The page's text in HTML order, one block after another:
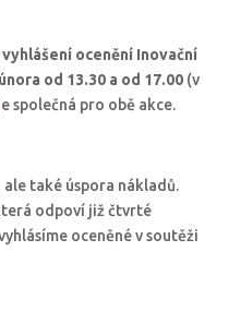
vyhlášení ocenění Inovační
od 13.30 a od 17.00(v
společná pro obě akce.
také úspora nákladů.
odpoví již čtvrté
oceněné v soutěži